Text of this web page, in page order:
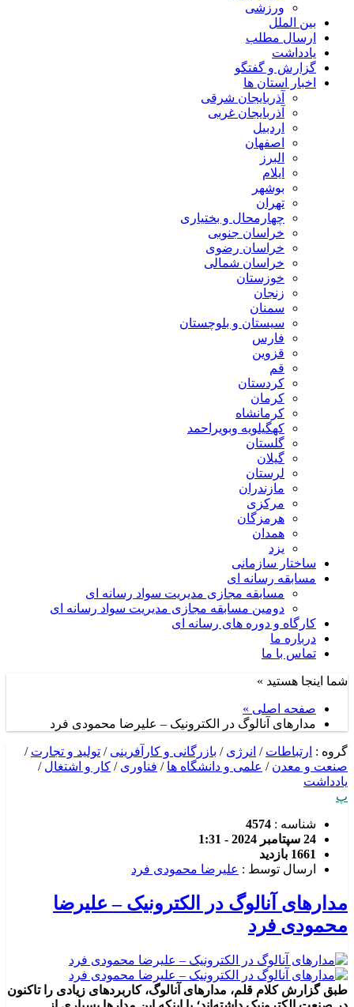
ورزشی
بین الملل
ارسال مطلب
یادداشت
گزارش و گفتگو
اخبار استان ها
آذربایجان شرقی
آذربایجان غربی
اردبیل
اصفهان
البرز
ایلام
بوشهر
تهران
چهارمحال و بختیاری
خراسان جنوبی
خراسان رضوی
خراسان شمالی
خوزستان
زنجان
سمنان
سیستان و بلوچستان
فارس
قزوین
قم
کردستان
کرمان
کرمانشاه
کهگیلویه وبویراحمد
گلستان
گیلان
لرستان
مازندران
مرکزی
هرمزگان
همدان
یزد
ساختار سازمانی
مسابقه رسانه ای
مسابقه مجازی مدیریت سواد رسانه ای
دومین مسابقه مجازی مدیریت سواد رسانه ای
کارگاه و دوره های رسانه ای
درباره ما
تماس با ما
شما اینجا هستید »
صفحه اصلی »
مدارهای آنالوگ در الکترونیک – علیرضا محمودی فرد
گروه : ارتباطات / انرژی / بازرگانی و کارآفرینی / تولید و تجارت /
صنعت و معدن / علمی و دانشگاه ها / فناوری / کار و اشتغال /
یادداشت
پ
شناسه : 4574
24 سپتامبر 2024 - 1:31
1661 بازدید
ارسال توسط : علیرضا محمودی فرد
مدارهای آنالوگ در الکترونیک – علیرضا
محمودی فرد
طبق گزارش کلام قلم، مدارهای آنالوگ، کاربردهای زیادی را تاکنون